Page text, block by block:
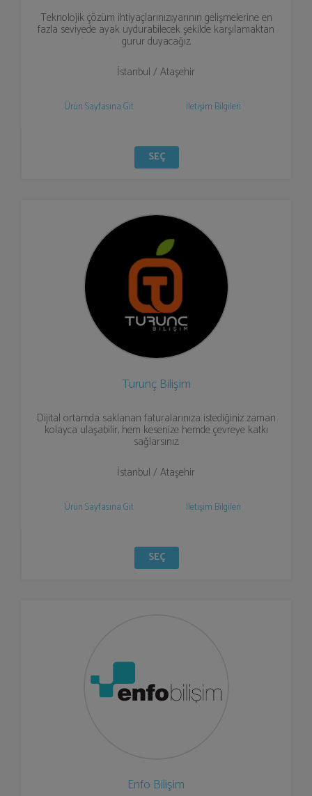
Teknolojik çözüm ihtiyaçlarınızı;yarının gelişmelerine en
fazla seviyede ayak uydurabilecek şekilde karşılamaktan
gurur duyacağız.
İstanbul / Ataşehir
Ürün Sayfasına Git İletişim Bilgileri
SEÇ
Turunç Bilişim
Dijital ortamda saklanan faturalarınıza istediğiniz zaman
kolayca ulaşabilir, hem kesenize hemde çevreye katkı
sağlarsınız.
İstanbul / Ataşehir
Ürün Sayfasına Git İletişim Bilgileri
SEÇ
Enfo Bilişim